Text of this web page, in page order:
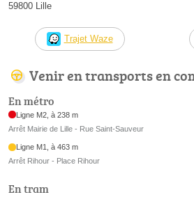
59800 Lille
Trajet Waze
Venir en transports en
En métro
Ligne M2, à 238 m
Arrêt Mairie de Lille - Rue Saint-Sauveur
Ligne M1, à 463 m
Arrêt Rihour - Place Rihour
En tram